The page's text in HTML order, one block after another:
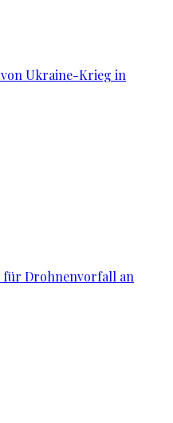
von Ukraine-Krieg in
für Drohnenvorfall an